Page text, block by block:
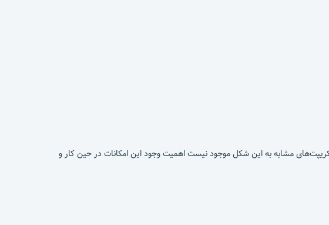
مشابه به این شکل موجود نیست اهمیت وجود این امکانات در حین کار و